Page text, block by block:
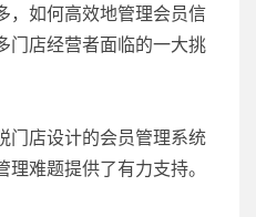
，如何高效地管理会员信
门店经营者面临的一大挑
门店设计的会员管理系统
难题提供了有力支持。